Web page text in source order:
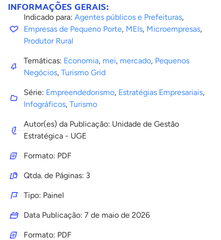
INFORMAÇÕES GERAIS:
Indicado para: Agentes públicos e Prefeituras,
Empresas de Pequeno Porte, MEIs, Microempresas,
Produtor Rural
Temáticas: Economia, mei, mercado, Pequenos
Negócios, Turismo Grid
Série: Empreendedorismo, Estratégias Empresariais,
Infográficos, Turismo
Autor(es) da Publicação: Unidade de Gestão
Estratégica - UGE
Formato: PDF
Qtda. de Páginas: 3
Tipo: Painel
Data Publicação: 7 de maio de 2026
Formato: PDF